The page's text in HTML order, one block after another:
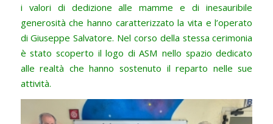
i valori di dedizione alle mamme e di inesauribile
generosità che hanno caratterizzato la vita e l’operato
di Giuseppe Salvatore. Nel corso della stessa cerimonia
è stato scoperto il logo di ASM nello spazio dedicato
alle realtà che hanno sostenuto il reparto nelle sue
attività.